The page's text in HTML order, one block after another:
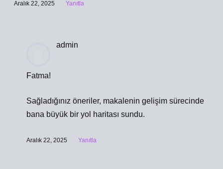
Aralık 22, 2025 Yanıtla
admin
Fatma!
Sağladığınız öneriler, makalenin gelişim sürecinde
bana büyük bir yol haritası sundu.
Aralık 22, 2025 Yanıtla